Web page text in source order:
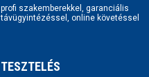
profi szakemberekkel, garanciális
távügyintézéssel, online követéssel
TESZTELÉS